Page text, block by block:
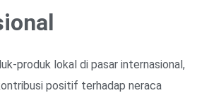
produk lokal di pasar internasional,
positif terhadap neraca